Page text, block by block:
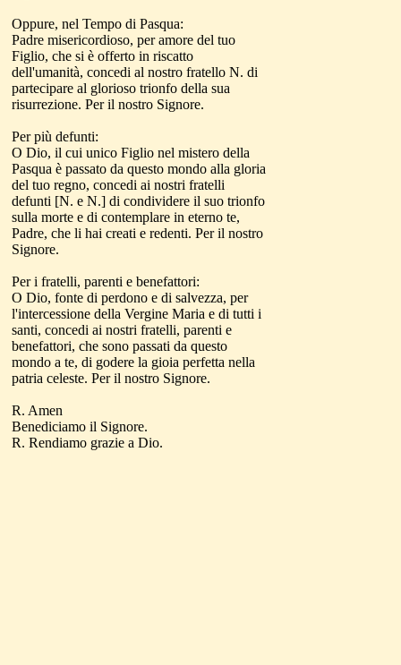
Oppure, nel Tempo di Pasqua:
Padre misericordioso, per amore del tuo
Figlio, che si è offerto in riscatto
dell'umanità, concedi al nostro fratello N. di
partecipare al glorioso trionfo della sua
risurrezione. Per il nostro Signore.
Per più defunti:
O Dio, il cui unico Figlio nel mistero della
Pasqua è passato da questo mondo alla gloria
del tuo regno, concedi ai nostri fratelli
defunti [N. e N.] di condividere il suo trionfo
sulla morte e di contemplare in eterno te,
Padre, che li hai creati e redenti. Per il nostro
Signore.
Per i fratelli, parenti e benefattori:
O Dio, fonte di perdono e di salvezza, per
l'intercessione della Vergine Maria e di tutti i
santi, concedi ai nostri fratelli, parenti e
benefattori, che sono passati da questo
mondo a te, di godere la gioia perfetta nella
patria celeste. Per il nostro Signore.
R. Amen
Benediciamo il Signore.
R. Rendiamo grazie a Dio.